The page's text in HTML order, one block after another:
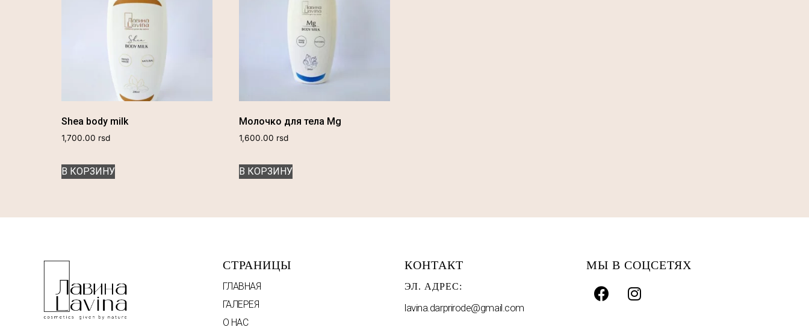
Shea body milk
1,700.00 rsd
В КОРЗИНУ
Молочко для тела Mg
1,600.00 rsd
В КОРЗИНУ
СТРАНИЦЫ
ГЛАВНАЯ
ГАЛЕРЕЯ
О НАС
КОНТАКТ
ЭЛ. АДРЕС:
lavina.darprirode@gmail.com
МЫ В СОЦСЕТЯХ